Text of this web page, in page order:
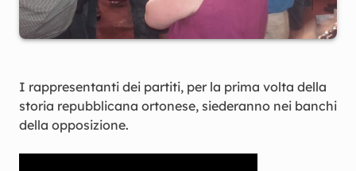
I rappresentanti dei partiti, per la prima volta della
storia repubblicana ortonese, siederanno nei banchi
della opposizione.